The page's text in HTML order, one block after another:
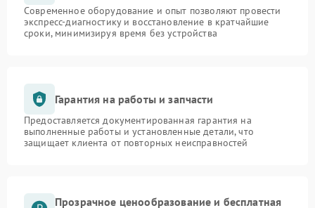
Современное оборудование и опыт позволяют провести
экспресс-диагностику и восстановление в кратчайшие
сроки, минимизируя время без устройства
Гарантия на работы и запчасти
Предоставляется документированная гарантия на
выполненные работы и установленные детали, что
защищает клиента от повторных неисправностей
Прозрачное ценообразование и бесплатная